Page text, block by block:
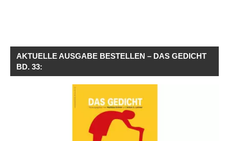
AKTUELLE AUSGABE BESTELLEN – DAS GEDICHT
BD. 33: